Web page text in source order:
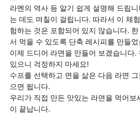
라멘의 역사 등 알기 쉽게 설명해 드립
는 데도 며칠이 걸립니다. 따라서 이 체
험하는 것은 포함되어 있지 않습니다.
서 먹을 수 있도록 단축 레시피를 만들
이제 드디어 라면을 만들어 보겠습니다.
있으니 걱정하지 마세요!
수프를 선택하고 면을 삶은 다음 라면
으면 됩니다.
우리가 직접 만든 맛있는 라면을 먹어보
이 끝납니다.